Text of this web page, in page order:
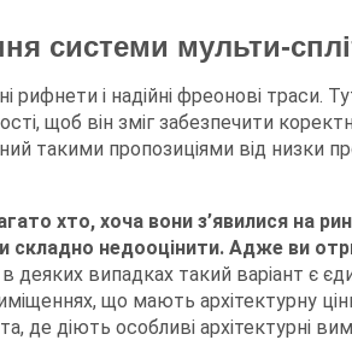
системи мульти-
і надійні фреонові траси.
щоб він зміг забезпечити
такими пропозиціями від низки
хто, хоча вони з’явилися на
складно недооцінити. Адже ви
в деяких випадках такий варіант є
що мають архітектурну
де діють особливі архітектурні